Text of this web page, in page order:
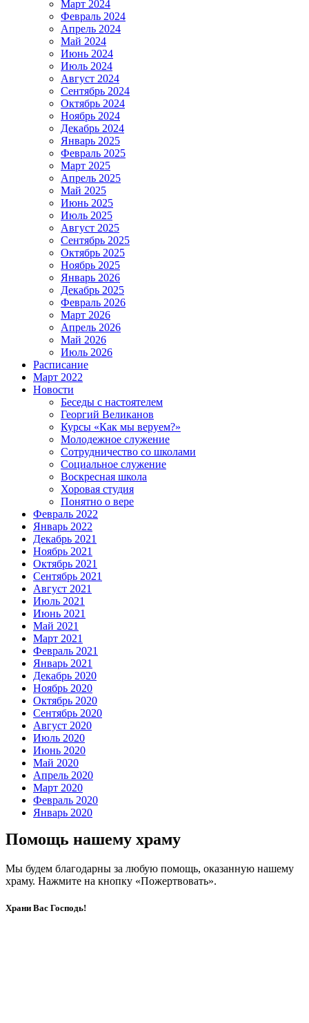
Март 2024
Февраль 2024
Апрель 2024
Май 2024
Июнь 2024
Июль 2024
Август 2024
Сентябрь 2024
Октябрь 2024
Ноябрь 2024
Декабрь 2024
Январь 2025
Февраль 2025
Март 2025
Апрель 2025
Май 2025
Июнь 2025
Июль 2025
Август 2025
Сентябрь 2025
Октябрь 2025
Ноябрь 2025
Январь 2026
Декабрь 2025
Февраль 2026
Март 2026
Апрель 2026
Май 2026
Июль 2026
Расписание
Март 2022
Новости
Беседы с настоятелем
Георгий Великанов
Курсы «Как мы веруем?»
Молодежное служение
Сотрудничество со школами
Социальное служение
Воскресная школа
Хоровая студия
Понятно о вере
Февраль 2022
Январь 2022
Декабрь 2021
Ноябрь 2021
Октябрь 2021
Сентябрь 2021
Август 2021
Июль 2021
Июнь 2021
Май 2021
Март 2021
Февраль 2021
Январь 2021
Декабрь 2020
Ноябрь 2020
Октябрь 2020
Сентябрь 2020
Август 2020
Июль 2020
Июнь 2020
Май 2020
Апрель 2020
Март 2020
Февраль 2020
Январь 2020
Помощь нашему храму
Мы будем благодарны за любую помощь, оказанную нашему
храму. Нажмите на кнопку «Пожертвовать».
Храни Вас Господь!